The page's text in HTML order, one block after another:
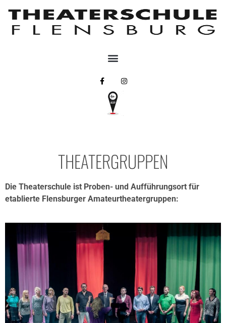
THEATERGRUPPEN
Die Theaterschule ist Proben- und Aufführungsort für
etablierte Flensburger Amateurtheatergruppen: